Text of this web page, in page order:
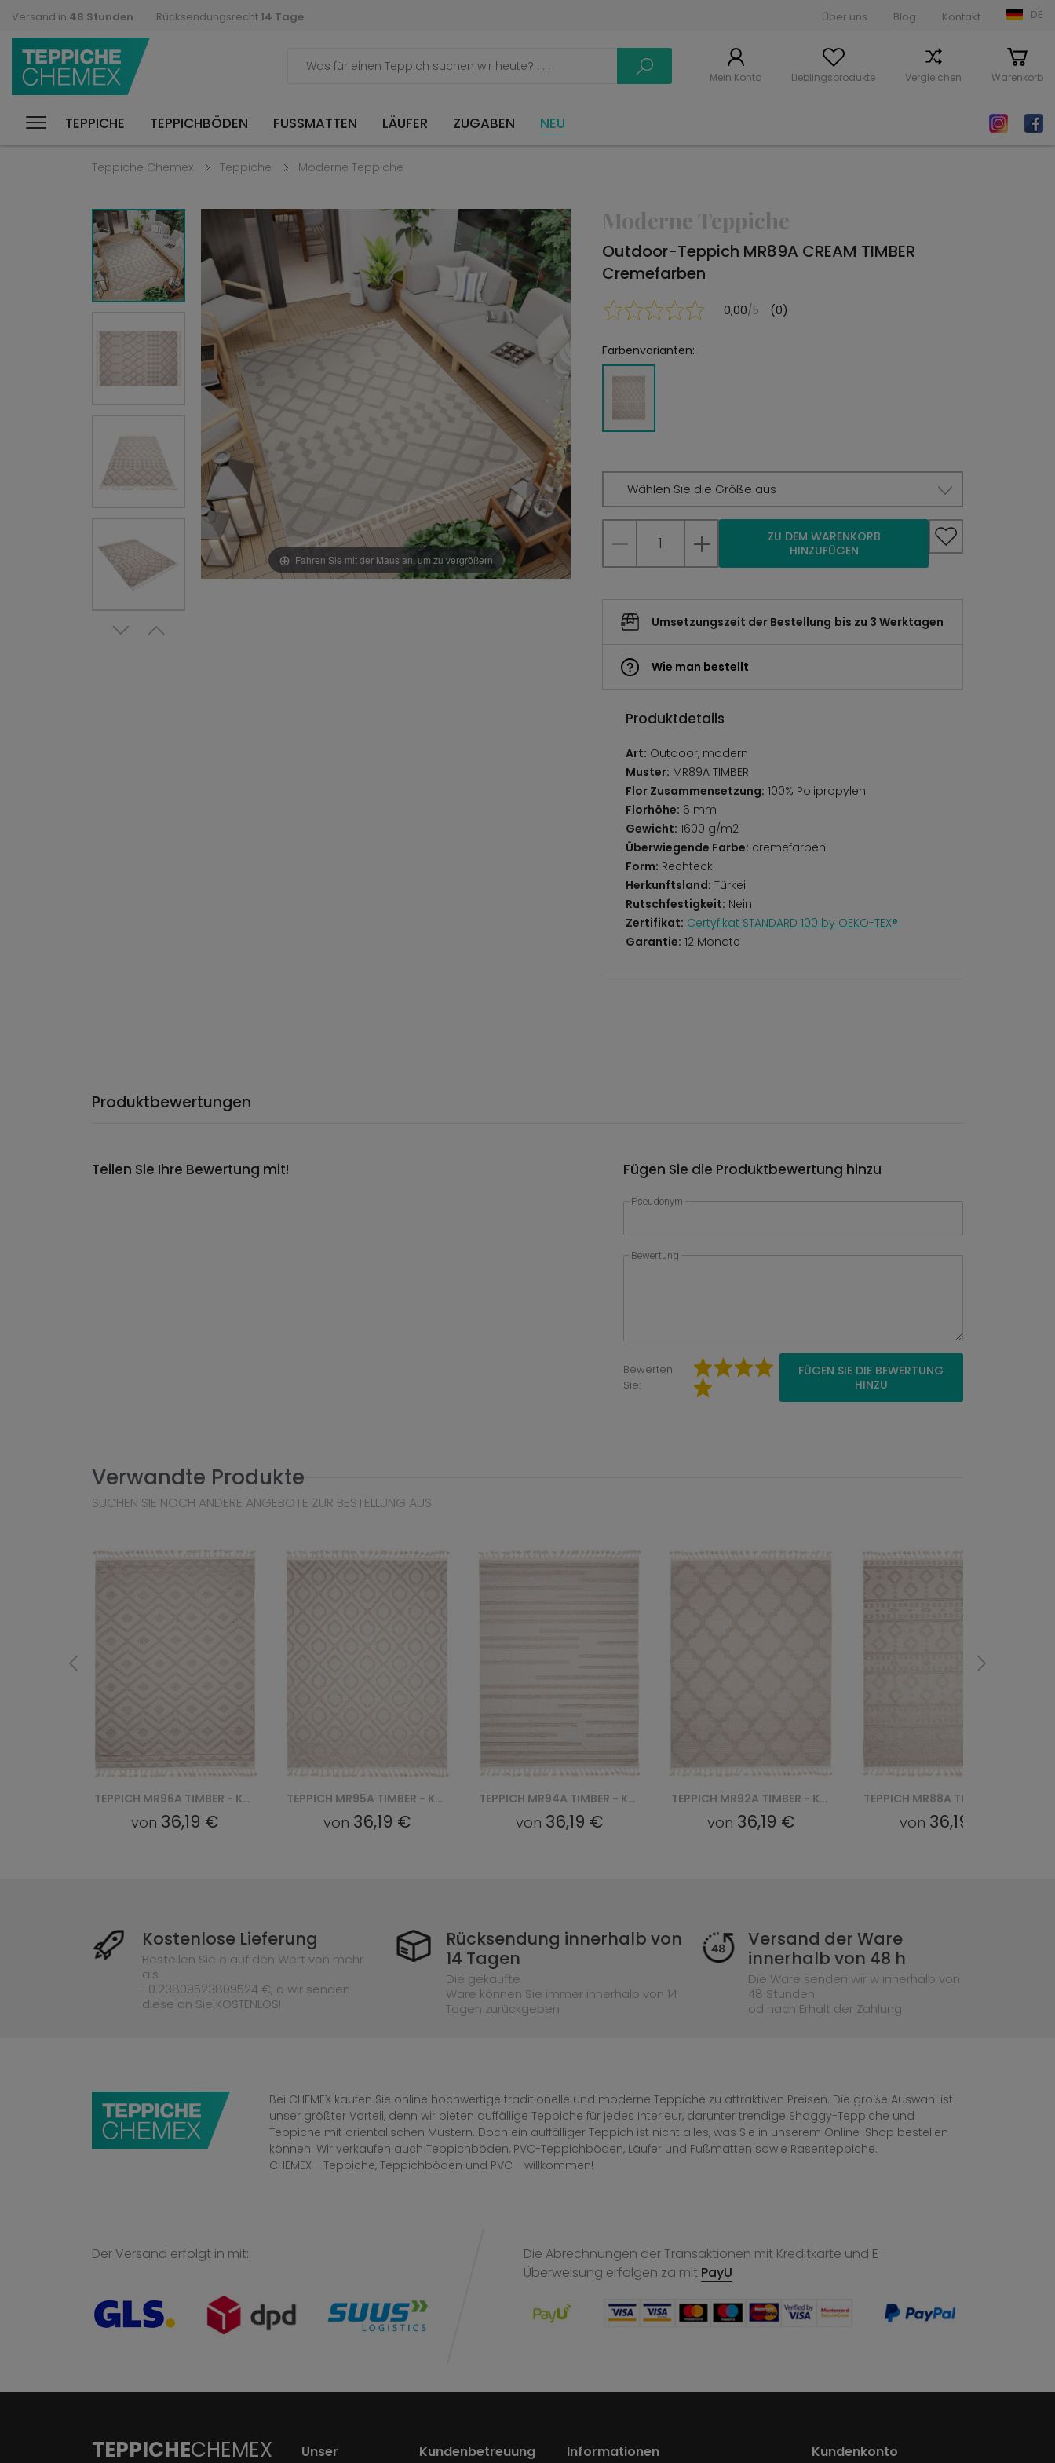
Versand in 48 Stunden Rücksendungsrecht 14 Tage Über uns Blog Kontakt DE
Mein Konto Lieblingsprodukte Vergleichen Warenkorb
TEPPICHE TEPPICHBÖDEN FUSSMATTEN LÄUFER ZUGABEN NEU
Teppiche Chemex Teppiche Moderne Teppiche
Fahren Sie mit der Maus an, um zu vergrößern
Moderne Teppiche
Outdoor-Teppich MR89A CREAM TIMBER
Cremefarben
0,00/5 (0)
Farbenvarianten:
Wählen Sie die Größe aus
ZU DEM WARENKORB
HINZUFÜGEN
Umsetzungszeit der Bestellung bis zu 3 Werktagen
Wie man bestellt
Produktdetails
Art: Outdoor, modern
Muster: MR89A TIMBER
Flor Zusammensetzung: 100% Polipropylen
Florhöhe: 6 mm
Gewicht: 1600 g/m2
Überwiegende Farbe: cremefarben
Form: Rechteck
Herkunftsland: Türkei
Rutschfestigkeit: Nein
Zertifikat: Certyfikat STANDARD 100 by OEKO-TEX®
Garantie: 12 Monate
Produktbewertungen
Teilen Sie Ihre Bewertung mit! Fügen Sie die Produktbewertung hinzu
Pseudonym
Bewertung
Bewerten
Sie:
FÜGEN SIE DIE BEWERTUNG
HINZU
Verwandte Produkte
SUCHEN SIE NOCH ANDERE ANGEBOTE ZUR BESTELLUNG AUS
TEPPICH MR96A TIMBER - KREMOWY
von36,19 €
TEPPICH MR95A TIMBER - KREMOWY
von36,19 €
TEPPICH MR94A TIMBER - KREMOWY
von36,19 €
TEPPICH MR92A TIMBER - KREMOWY
von36,19 € von36,19 €
Kostenlose Lieferung
Bestellen Sie o auf den Wert von mehr
als
-0.23809523809524 €, a wir senden
diese an Sie KOSTENLOS!
Rücksendung innerhalb von
14 Tagen
Die gekaufte
Ware können Sie immer innerhalb von 14
Tagen zurückgeben
Versand der Ware
innerhalb von 48 h
Die Ware senden wir w innerhalb von
48 Stunden
od nach Erhalt der Zahlung
Bei CHEMEX kaufen Sie online hochwertige traditionelle und moderne Teppiche zu attraktiven Preisen. Die große Auswahl ist
unser größter Vorteil, denn wir bieten auffällige Teppiche für jedes Interieur, darunter trendige Shaggy-Teppiche und
Teppiche mit orientalischen Mustern. Doch ein auffälliger Teppich ist nicht alles, was Sie in unserem Online-Shop bestellen
können. Wir verkaufen auch Teppichböden, PVC-Teppichböden, Läufer und Fußmatten sowie Rasenteppiche.
CHEMEX - Teppiche, Teppichböden und PVC - willkommen!
Der Versand erfolgt in mit:
Die Abrechnungen der Transaktionen mit Kreditkarte und E-
Überweisung erfolgen za mit PayU
TEPPICHECHEMEX
Unser
Kundenbetreuung Informationen Kundenkonto